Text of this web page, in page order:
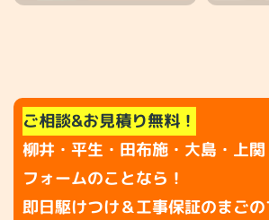
ご相談&お見積り無料！
柳井・平生・田布施・大島・上
フォームのことなら！
即日駆けつけ＆工事保証のまご